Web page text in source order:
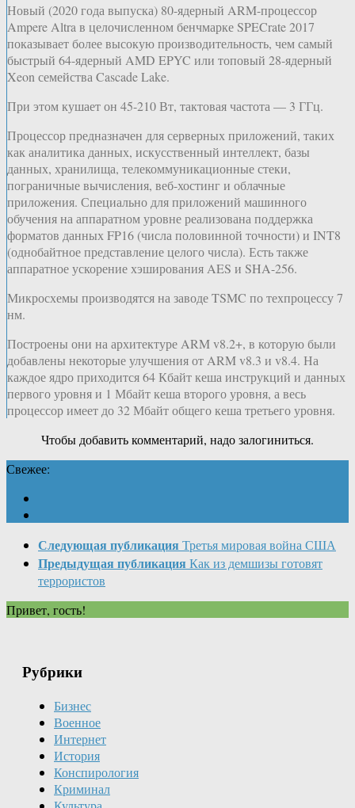
Новый (2020 года выпуска) 80-ядерный ARM-процессор
Ampere Altra в целочисленном бенчмарке SPECrate 2017
показывает более высокую производительность, чем самый
быстрый 64-ядерный AMD EPYC или топовый 28-ядерный
Xeon семейства Cascade Lake.
При этом кушает он 45-210 Вт, тактовая частота — 3 ГГц.
Процессор предназначен для серверных приложений, таких
как аналитика данных, искусственный интеллект, базы
данных, хранилища, телекоммуникационные стеки,
пограничные вычисления, веб-хостинг и облачные
приложения. Специально для приложений машинного
обучения на аппаратном уровне реализована поддержка
форматов данных FP16 (числа половинной точности) и INT8
(однобайтное представление целого числа). Есть также
аппаратное ускорение хэширования AES и SHA-256.
Микросхемы производятся на заводе TSMC по техпроцессу 7
нм.
Построены они на архитектуре ARM v8.2+, в которую были
добавлены некоторые улучшения от ARM v8.3 и v8.4. На
каждое ядро приходится 64 Кбайт кеша инструкций и данных
первого уровня и 1 Мбайт кеша второго уровня, а весь
процессор имеет до 32 Мбайт общего кеша третьего уровня.
Чтобы добавить комментарий, надо залогиниться.
Свежее:
Следующая публикация Третья мировая война США
Предыдущая публикация Как из демшизы готовят
террористов
Привет, гость!
Рубрики
Бизнес
Военное
Интернет
История
Конспирология
Криминал